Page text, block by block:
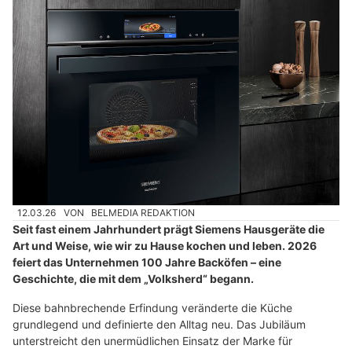
12.03.26 VON BELMEDIA REDAKTION
Seit fast einem Jahrhundert prägt Siemens Hausgeräte die
Art und Weise, wie wir zu Hause kochen und leben. 2026
feiert das Unternehmen 100 Jahre Backöfen – eine
Geschichte, die mit dem „Volksherd“ begann.
Diese bahnbrechende Erfindung veränderte die Küche
grundlegend und definierte den Alltag neu. Das Jubiläum
unterstreicht den unermüdlichen Einsatz der Marke für